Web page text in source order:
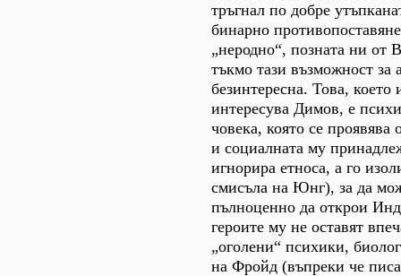
тръгнал по добре
бинарно
„неродно“, позната ни от
тъкмо тази възможност за
безинтересна. Това, което
интересува Димов, е
човека, която се проявява
и социалната му
игнорира етноса, а го
смисъла на Юнг), за да
пълноценно да открои
героите му не оставят
„оголени“ психики,
на Фройд (въпреки че